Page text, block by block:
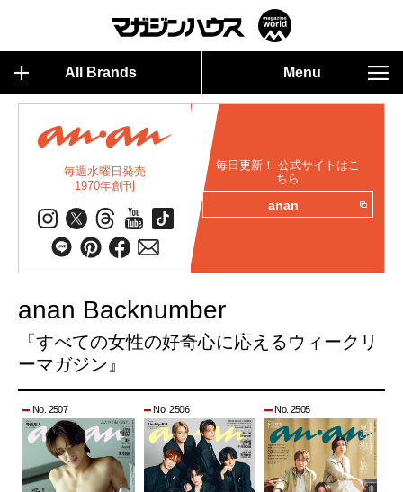
All Brands Menu
毎週水曜日発売
1970年創刊
毎日更新！ 公式サイトはこ
ちら
anan
anan Backnumber
『すべての女性の好奇心に応えるウィークリ
ーマガジン』
No. 2507 No. 2506 No. 2505